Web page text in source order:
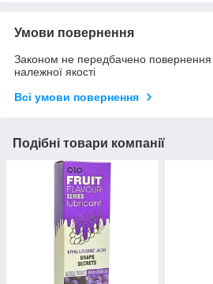
Умови повернення
Законом не передбачено повернення
належної якості
Всі умови повернення
Подібні товари компанії